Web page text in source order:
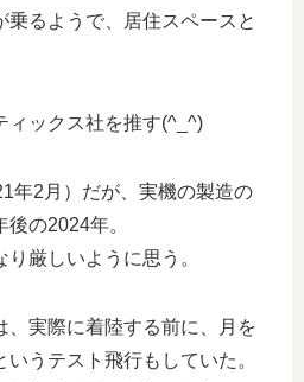
乗るようで、居住スペースと
ィックス社を推す(^_^)
年2月）だが、実機の製造の
の2024年。
厳しいように思う。
、実際に着陸する前に、月を
うテスト飛行もしていた。